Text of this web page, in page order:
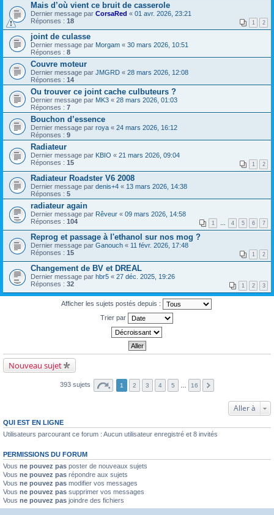
Mais d’où vient ce bruit de casserole
Dernier message par CorsaRed « 01 avr. 2026, 23:21
Réponses : 18 1 2
joint de culasse
Dernier message par Morgam « 30 mars 2026, 10:51
Réponses : 8
Couvre moteur
Dernier message par JMGRD « 28 mars 2026, 12:08
Réponses : 14
Ou trouver ce joint cache culbuteurs ?
Dernier message par MK3 « 28 mars 2026, 01:03
Réponses : 7
Bouchon d’essence
Dernier message par roya « 24 mars 2026, 16:12
Réponses : 9
Radiateur
Dernier message par KBIO « 21 mars 2026, 09:04
Réponses : 15 1 2
Radiateur Roadster V6 2008
Dernier message par denis+4 « 13 mars 2026, 14:38
Réponses : 5
radiateur again
Dernier message par Rêveur « 09 mars 2026, 14:58
Réponses : 104 1 … 4 5 6 7
Reprog et passage à l'ethanol sur nos mog ?
Dernier message par Ganouch « 11 févr. 2026, 17:48
Réponses : 15 1 2
Changement de BV et DREAL
Dernier message par hbr5 « 27 déc. 2025, 19:26
Réponses : 32 1 2 3
Afficher les sujets postés depuis :
Trier par
Nouveau sujet
393 sujets 1 2 3 4 5 16
Aller à
QUI EST EN LIGNE
Utilisateurs parcourant ce forum : Aucun utilisateur enregistré et 8 invités
PERMISSIONS DU FORUM
Vous ne pouvez pas poster de nouveaux sujets
Vous ne pouvez pas répondre aux sujets
Vous ne pouvez pas modifier vos messages
Vous ne pouvez pas supprimer vos messages
Vous ne pouvez pas joindre des fichiers